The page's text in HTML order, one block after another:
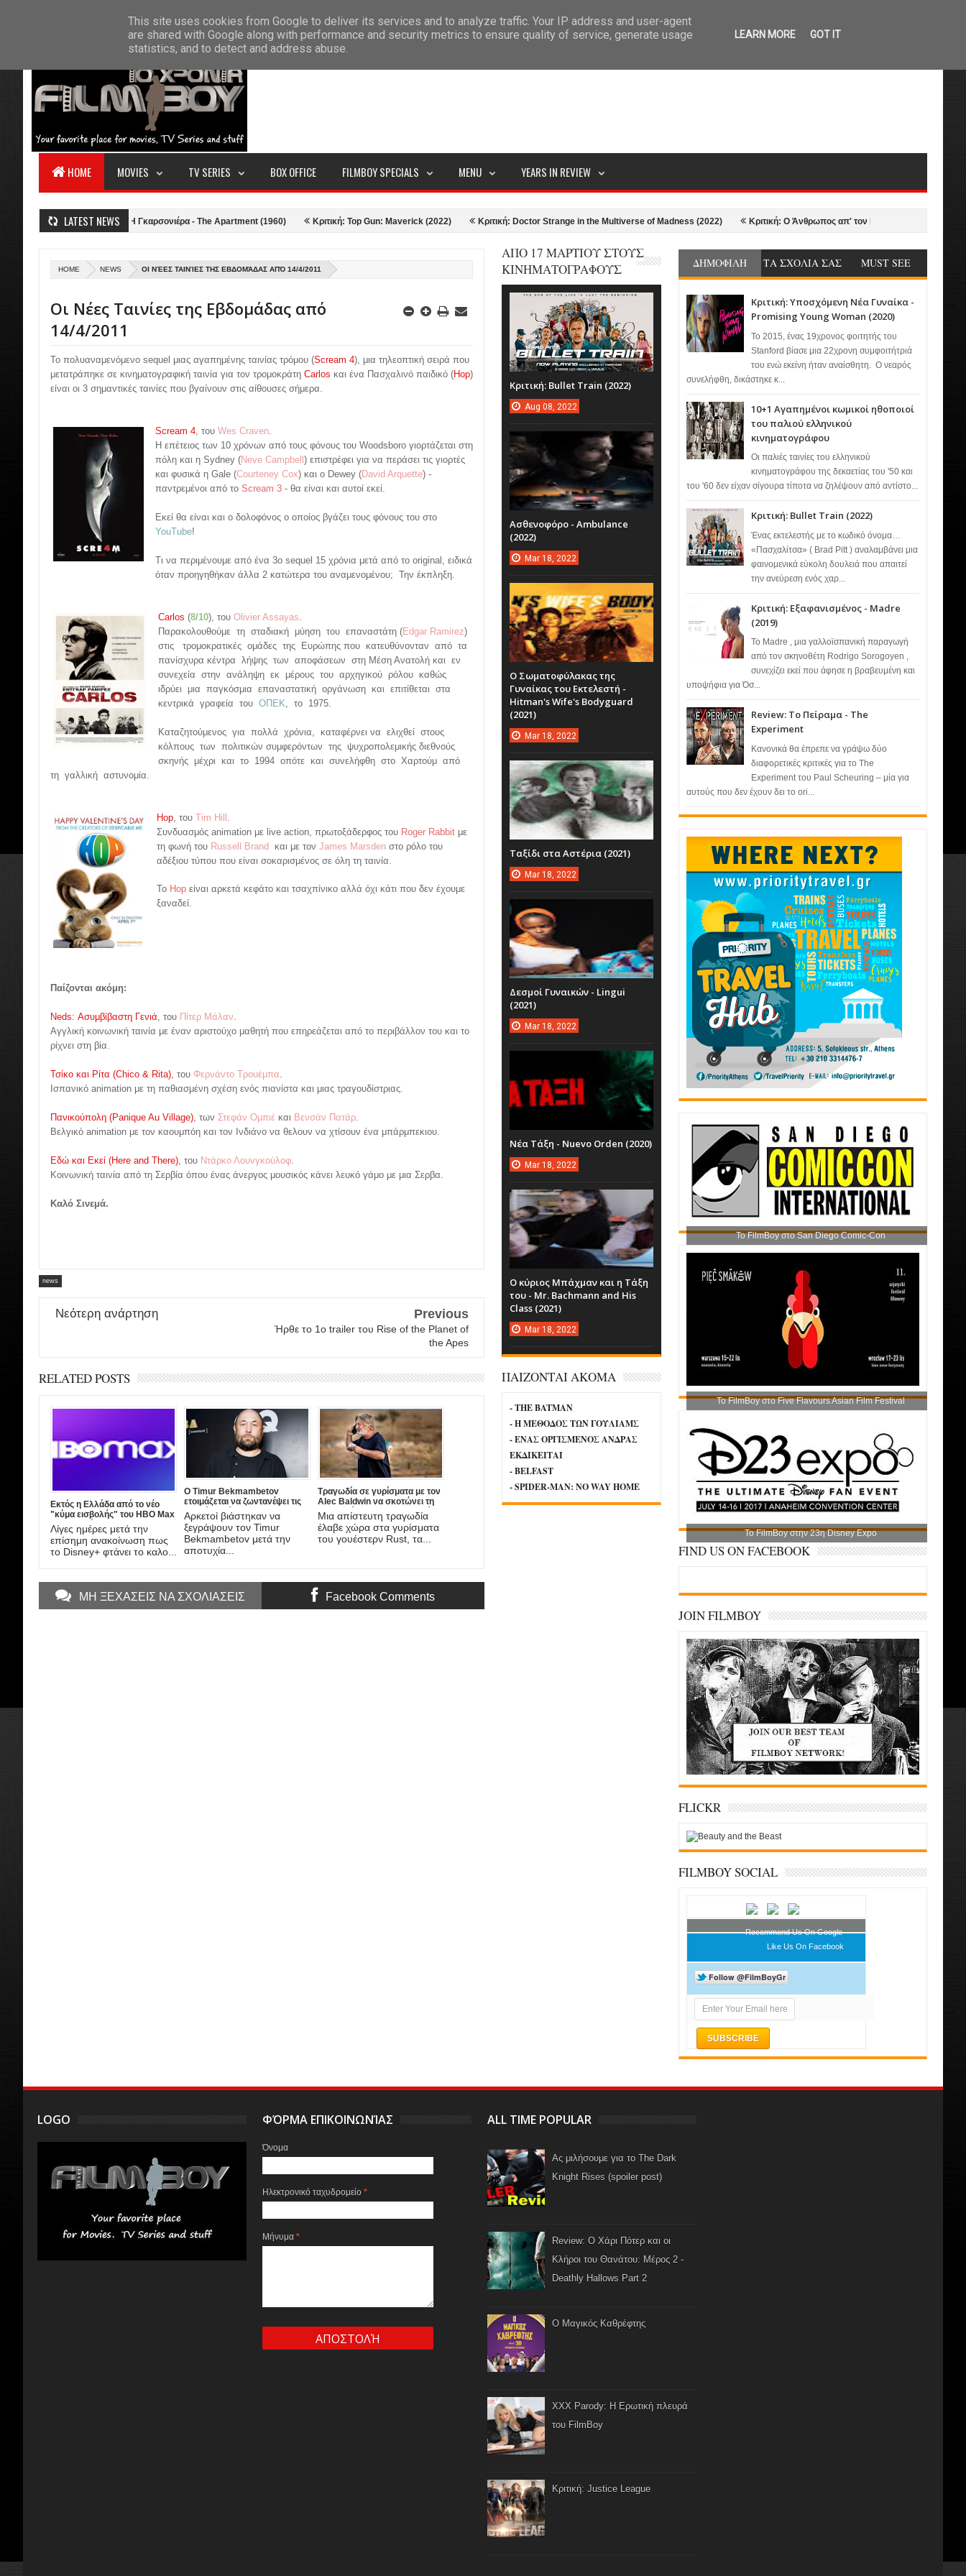
HOME ABOUT US CONTACT SITEMAP
HOME MOVIES TV SERIES BOX OFFICE FILMBOY SPECIALS MENU YEARS IN REVIEW
LATEST NEWS
Κριτική: Η Γκαρσονιέρα - The Apartment (1960) Κριτική: Top Gun: Maverick (2022) Κριτική: Doctor Strange in the Multiverse of Madness (2022) Κριτική: Ο Άνθρωπος απ' τον Βορρά - The Northman (2022)
HOME NEWS ΟΙ ΝΈΕΣ ΤΑΙΝΊΕΣ ΤΗΣ ΕΒΔΟΜΆΔΑΣ ΑΠΌ 14/4/2011
Οι Νέες Ταινίες της Εβδομάδας από
14/4/2011
Το πολυαναμενόμενο sequel μιας αγαπημένης ταινίας τρόμου (Scream 4), μια τηλεοπτική σειρά που
μετατράπηκε σε κινηματογραφική ταινία για τον τρομοκράτη Carlos και ένα Πασχαλινό παιδικό (Hop)
είναι οι 3 σημαντικές ταινίες που βγαίνουν στις αίθουσες σήμερα.
Scream 4, του Wes Craven.
Η επέτειος των 10 χρόνων από τους φόνους του Woodsboro γιορτάζεται στη
πόλη και η Sydney (Neve Campbell ) επιστρέφει για να περάσει τις γιορτές
και φυσικά η Gale (Courteney Cox) και ο Dewey (David Arquette) -
παντρεμένοι από το Scream 3 - θα είναι και αυτοί εκεί.
Εκεί θα είναι και ο δολοφόνος ο οποίος βγάζει τους φόνους του στο
YouTube!
Τι να περιμένουμε από ένα 3ο sequel 15 χρόνια μετά από το original, ειδικά
όταν προηγηθήκαν άλλα 2 κατώτερα του αναμενομένου; Την έκπληξη.
Carlos (8/10), του Olivier Assayas.
Παρακολουθούμε τη σταδιακή μύηση του επαναστάτη (Edgar Ramirez)
στις τρομοκρατικές ομάδες της Ευρώπης που κατευθύνονταν από τα
πανίσχυρα κέντρα λήψης των αποφάσεων στη Μέση Ανατολή και εν
συνεχεία στην ανάληψη εκ μέρους του αρχηγικού ρόλου καθώς
ιδρύει μια παγκόσμια επαναστατική οργάνωση και επιτίθεται στα
κεντρικά γραφεία του ΟΠΕΚ, το 1975.
Καταζητούμενος για πολλά χρόνια, καταφέρνει να ελιχθεί στους
κόλπους των πολιτικών συμφερόντων της ψυχροπολεμικής διεθνούς
σκηνής μέχρι και το 1994 οπότε και συνελήφθη στο Χαρτούμ από
τη γαλλική αστυνομία.
Hop, του Tim Hill .
Συνδυασμός animation με live action, πρωτοξάδερφος του Roger Rabbit με
τη φωνή του Russell Brand και με τον James Marsden στο ρόλο του
αδέξιου τύπου που είναι σοκαρισμένος σε όλη τη ταινία.
Το Hop είναι αρκετά κεφάτο και τσαχπίνικο αλλά όχι κάτι που δεν έχουμε
ξαναδεί.
Παίζονται ακόμη:
Neds: Ασυμβίβαστη Γενιά, του Πίτερ Μάλαν.
Αγγλική κοινωνική ταινία με έναν αριστούχο μαθητή που επηρεάζεται από το περιβάλλον του και το
ρίχνει στη βία.
Τσίκο και Ρίτα (Chico & Rita), του Φερνάντο Τρουέμπα.
Ισπανικό animation με τη παθιασμένη σχέση ενός πιανίστα και μιας τραγουδίστριας.
Πανικούπολη (Panique Au Village), των Στεφάν Ομπιέ και Βενσάν Πατάρ.
Βελγικό animation με τον καουμπόη και τον Ινδιάνο να θελουν να χτίσουν ένα μπάρμπεκιου.
Εδώ και Εκεί (Here and There), του Ντάρκο Λουνγκούλοφ.
Κοινωνική ταινία από τη Σερβία όπου ένας άνεργος μουσικός κάνει λευκό γάμο με μια Σερβα.
Καλό Σινεμά.
news
Νεότερη ανάρτηση Previous
Ήρθε το 1ο trailer του Rise of the Planet of
the Apes
RELATED POSTS
Εκτός η Ελλάδα από το νέο
"κύμα εισβολής" του HBO Max
στην Ευρώπη
Λίγες ημέρες μετά την
επίσημη ανακοίνωση πως
το Disney+ φτάνει το καλο...
Ο Timur Bekmambetov
ετοιμάζεται να ζωντανέψει τις
ιστορίες τρόμου του Stan Lee!
Αρκετοί βιάστηκαν να
ξεγράψουν τον Timur
Bekmambetov μετά την
αποτυχία...
Τραγωδία σε γυρίσματα με τον
Alec Baldwin να σκοτώνει τη
φωτογράφο και να τραυματίζει
σοβαρά το σκηνοθέτη της νέας
του ταινίας!
Μια απίστευτη τραγωδία
έλαβε χώρα στα γυρίσματα
του γουέστερν Rust, τα...
ΜΗ ΞΕΧΑΣΕΙΣ ΝΑ ΣΧΟΛΙΑΣΕΙΣ Facebook Comments
ΔΗΜΟΦΙΛΗ ΤΑ ΣΧΟΛΙΑ ΣΑΣ MUST SEE
Κριτική: Υποσχόμενη Νέα Γυναίκα -
Promising Young Woman (2020)
Το 2015, ένας 19χρονος φοιτητής του
Stanford βίασε μια 22χρονη συμφοιτήτριά
του ενώ εκείνη ήταν αναίσθητη. Ο νεαρός
συνελήφθη, δικάστηκε κ...
10+1 Αγαπημένοι κωμικοί ηθοποιοί
του παλιού ελληνικού
κινηματογράφου
Οι παλιές ταινίες του ελληνικού
κινηματογράφου της δεκαετίας του '50 και
του '60 δεν είχαν σίγουρα τίποτα να ζηλέψουν από αντίστο...
Κριτική: Bullet Train (2022)
Ένας εκτελεστής με το κωδικό όνομα…
«Πασχαλίτσα» ( Brad Pitt ) αναλαμβάνει μια
φαινομενικά εύκολη δουλειά που απαιτεί
την ανεύρεση ενός χαρ...
Κριτική: Εξαφανισμένος - Madre
(2019)
Το Madre , μια γαλλοϊσπανική παραγωγή
από τον σκηνοθέτη Rodrigo Sorogoyen ,
συνεχίζει εκεί που άφησε η βραβευμένη και
υποψήφια για Όσ...
Review: Το Πείραμα - The
Experiment
Κανονικά θα έπρεπε να γράψω δύο
διαφορετικές κριτικές για το The
Experiment του Paul Scheuring – μία για
αυτούς που δεν έχουν δει το ori...
Το FilmBoy στο San Diego Comic-Con
Το FilmBoy στο Five Flavours Asian Film Festival
Το FilmBoy στην 23η Disney Expo
FIND US ON FACEBOOK
JOIN FILMBOY
FLICKR
FILMBOY SOCIAL
Recommend Us On Google
Like Us On Facebook
ΑΠΟ 17 ΜΑΡΤΙΟΥ ΣΤΟΥΣ
ΚΙΝΗΜΑΤΟΓΡΑΦΟΥΣ
Κριτική: Bullet Train (2022)
Aug 08, 2022
Ασθενοφόρο - Ambulance
(2022)
Mar 18, 2022
Ο Σωματοφύλακας της
Γυναίκας του Εκτελεστή -
Hitman's Wife's Bodyguard
(2021)
Mar 18, 2022
Ταξίδι στα Αστέρια (2021)
Mar 18, 2022
Δεσμοί Γυναικών - Lingui
(2021)
Mar 18, 2022
Νέα Τάξη - Nuevo Orden (2020)
Mar 18, 2022
Ο κύριος Μπάχμαν και η Τάξη
του - Mr. Bachmann and His
Class (2021)
Mar 18, 2022
ΠΑΙΖΟΝΤΑΙ ΑΚΟΜΑ
- THE BATMAN
- Η ΜΕΘΟΔΟΣ ΤΩΝ ΓΟΥΛΙΑΜΣ
- ΕΝΑΣ ΟΡΓΙΣΜΕΝΟΣ ΑΝΔΡΑΣ
ΕΚΔΙΚΕΙΤΑΙ
- BELFAST
- SPIDER-MAN: NO WAY HOME
LOGO ΦΌΡΜΑ ΕΠΙΚΟΙΝΩΝΊΑΣ
Όνομα
Ηλεκτρονικό ταχυδρομείο*
Μήνυμα*
ALL TIME POPULAR
Ας μιλήσουμε για το The Dark
Knight Rises (spoiler post)
Review: Ο Χάρι Πότερ και οι
Κλήροι του Θανάτου: Μέρος 2 -
Deathly Hallows Part 2
Ο Μαγικός Καθρέφτης
XXX Parody: Η Ερωτική πλευρά
του FilmBoy
Κριτική: Justice League
This site uses cookies from Google to deliver its services and to analyze traffic. Your IP address and user-agent
are shared with Google along with performance and security metrics to ensure quality of service, generate usage
statistics, and to detect and address abuse.
LEARN MORE GOT IT